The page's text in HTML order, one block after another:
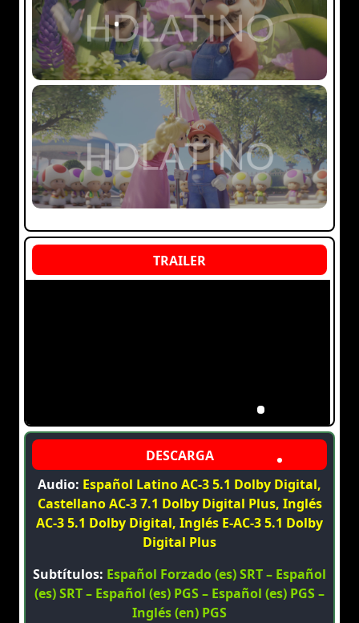
Audio: Español Latino AC-3 5.1 Dolby Digital,
Castellano AC-3 7.1 Dolby Digital Plus, Inglés
AC-3 5.1 Dolby Digital, Inglés E-AC-3 5.1 Dolby
Digital Plus
Subtítulos: Español Forzado (es) SRT – Español
(es) SRT – Español (es) PGS – Español (es) PGS –
Inglés (en) PGS